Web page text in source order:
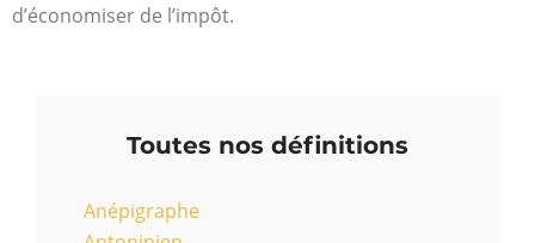
d’économiser de l’impôt.
Toutes nos définitions
Anépigraphe